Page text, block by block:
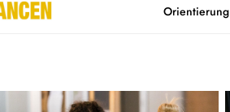
Orientierung